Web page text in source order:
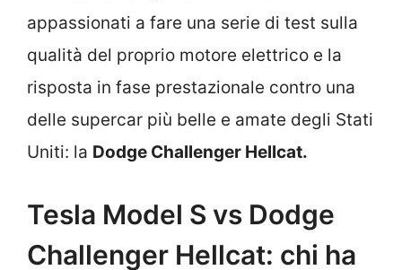
appassionati a fare una serie di test sulla
qualità del proprio motore elettrico e la
risposta in fase prestazionale contro una
delle supercar più belle e amate degli Stati
Uniti: la Dodge Challenger Hellcat.
Tesla Model S vs Dodge
Challenger Hellcat: chi ha